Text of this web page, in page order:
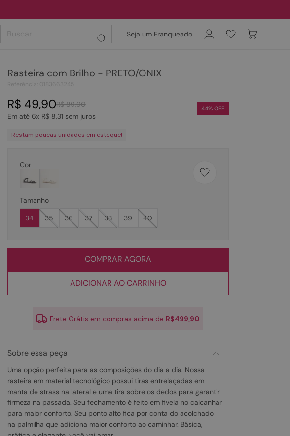
Seja um Franqueado
Rasteira com Brilho - PRETO/ONIX
R$ 89,90
R$ 49,90
Em até 6x R$ 8,31sem juros
44% OFF
Restam poucas unidades em estoque!
Cor
Tamanho
34
35 36 37 38 39 40
COMPRAR AGORA
ADICIONAR AO CARRINHO
Frete Grátis em compras acima de R$499,90
Sobre essa peça
Uma opção perfeita para as composições do dia a dia. Nossa
rasteira em material tecnológico possui tiras entrelaçadas em
manta de strass na lateral e uma tira sobre os dedos para garantir
firmeza na passada. Seu fechamento é feito em fivela no calcanhar
para maior conforto. Seu ponto alto fica por conta do acolchado
na palmilha que adiciona maior conforto ao caminhar. Básica,